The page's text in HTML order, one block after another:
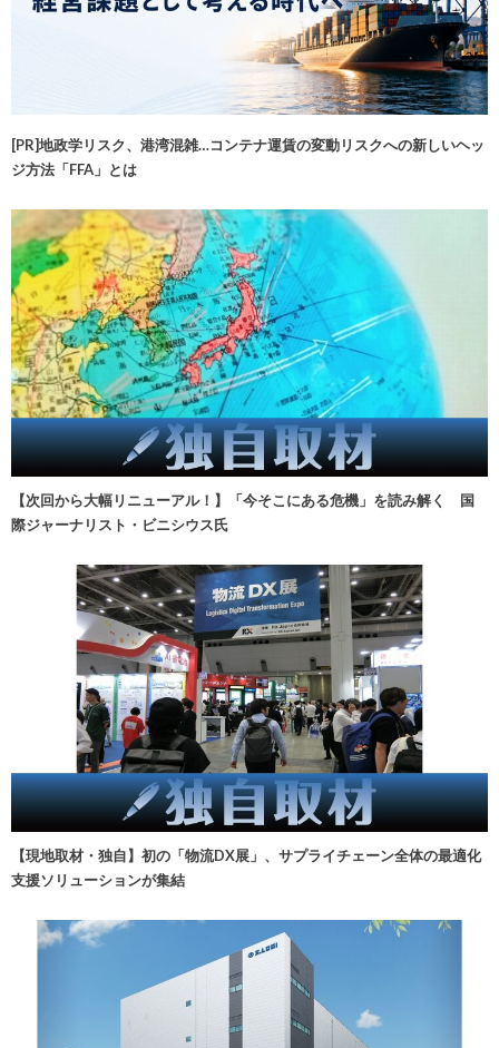
[PR]地政学リスク、港湾混雑…コンテナ運賃の変動リスクへの新しいヘッ
ジ方法「FFA」とは
【次回から大幅リニューアル！】「今そこにある危機」を読み解く 国
際ジャーナリスト・ビニシウス氏
【現地取材・独自】初の「物流DX展」、サプライチェーン全体の最適化
支援ソリューションが集結